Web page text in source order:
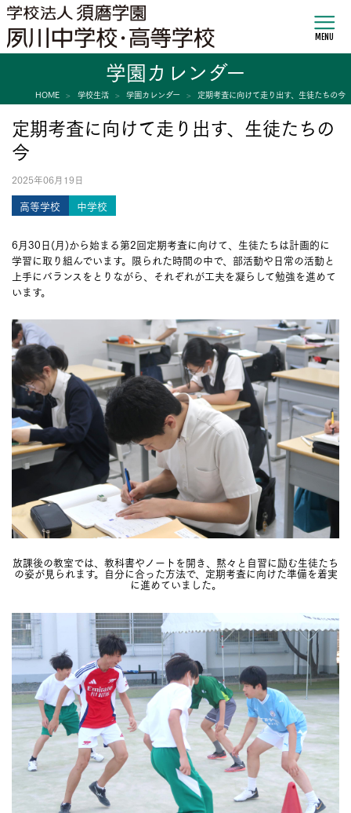
MENU
学園カレンダー
HOME 学校生活 学園カレンダー 定期考査に向けて走り出す、生徒たちの今
定期考査に向けて走り出す、生徒たちの
今
2025年06月19日
高等学校 中学校
6月30日(月)から始まる第2回定期考査に向けて、生徒たちは計画的に
学習に取り組んでいます。限られた時間の中で、部活動や日常の活動と
上手にバランスをとりながら、それぞれが工夫を凝らして勉強を進めて
います。
放課後の教室では、教科書やノートを開き、黙々と自習に励む生徒たち
の姿が見られます。自分に合った方法で、定期考査に向けた準備を着実
に進めていました。